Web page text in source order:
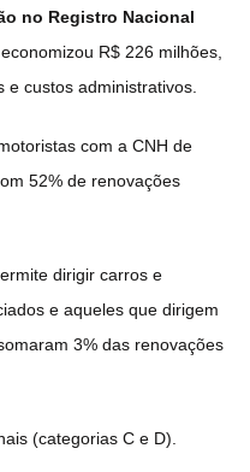
no Registro Nacional
R$ 226 milhões,
e custos administrativos.
com a CNH de
52% de renovações
dirigir carros e
e aqueles que dirigem
3% das renovações
(categorias C e D).